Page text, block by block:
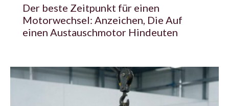
Der beste Zeitpunkt für einen
Motorwechsel: Anzeichen, Die Auf
einen Austauschmotor Hindeuten